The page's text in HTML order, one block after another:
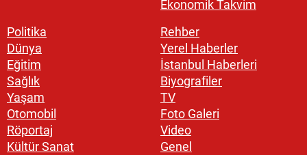
Ekonomik Takvim
Politika
Dünya
Eğitim
Sağlık
Yaşam
Otomobil
Röportaj
Kültür Sanat
Rehber
Yerel Haberler
İstanbul Haberleri
Biyografiler
TV
Foto Galeri
Video
Genel